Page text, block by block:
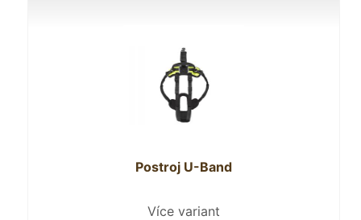
Postroj U-Band
Více variant